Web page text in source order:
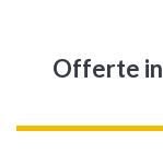
Offerte